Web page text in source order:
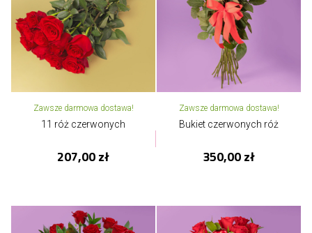
Zawsze darmowa dostawa!
11 róż czerwonych
207,00 zł
Zawsze darmowa dostawa!
Bukiet czerwonych róż
350,00 zł